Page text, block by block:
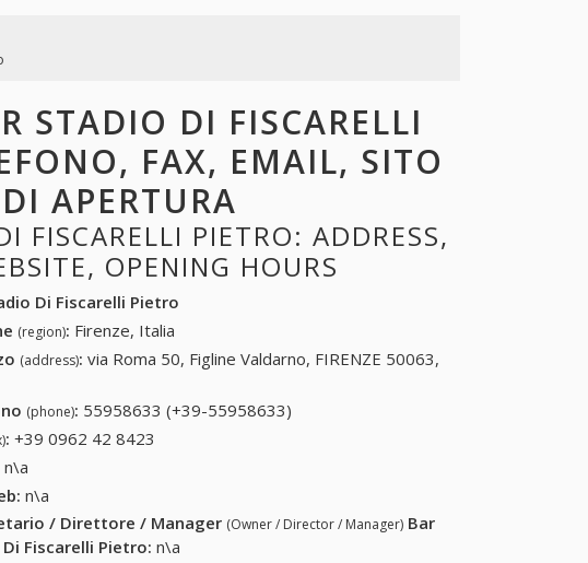
STADIO DI FISCARELLI
FAX, EMAIL, SITO
APERTURA
FISCARELLI PIETRO: ADDRESS,
OPENING HOURS
Di Fiscarelli Pietro
(region): Firenze, Italia
(address): via Roma 50, Figline Valdarno, FIRENZE 50063,
(phone): 55958633 (+39-55958633)
: +39 0962 42 8423
n\a
n\a
/ Direttore / Manager (Owner / Director / Manager) Bar
Fiscarelli Pietro: n\a